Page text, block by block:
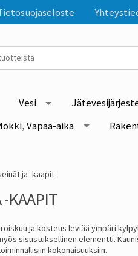
Vesi
Vapaa-aika
ja -kaapit
KAAPIT
ja kosteus leviää ympäri
sisustuksellinen elementti.
kokonaisuuksiin.